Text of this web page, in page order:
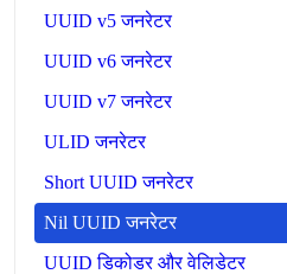
UUID v5 जनरेटर
UUID v6 जनरेटर
UUID v7 जनरेटर
ULID जनरेटर
Short UUID जनरेटर
Nil UUID जनरेटर
UUID डिकोडर और वेलिडेटर